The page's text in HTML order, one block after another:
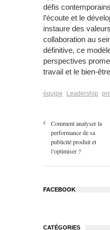
défis
l’écoute et le
instaure des
collaboration au
définitive, ce
perspectives
travail et le bien-
équipe Leadership
Comment analyser la
performance de sa
publicité produit et
l’optimiser ?
FACEBOOK
CATÉGORIES